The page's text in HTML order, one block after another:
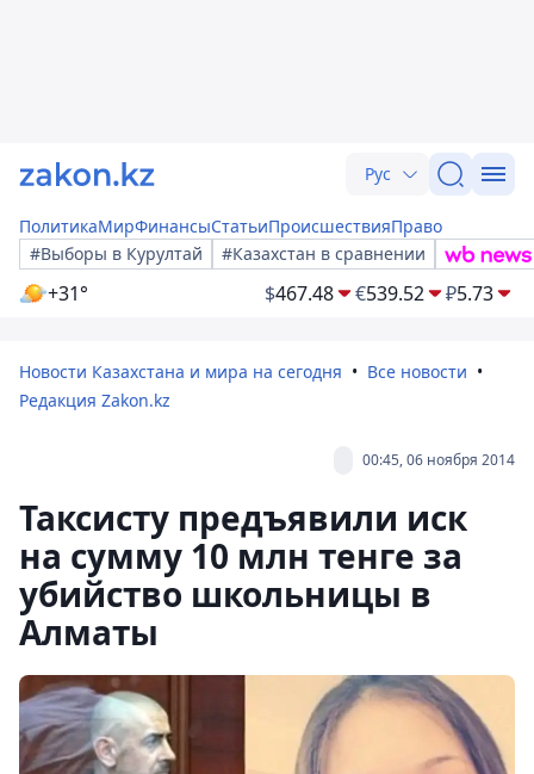
Рус
ПолитикаМирФинансыСтатьиПроисшествияПраво
#Выборы в Курултай
#Казахстан в сравнении
+31° $467.48 €539.52 ₽5.73
Новости Казахстана и мира на сегодня
Все новости
Редакция Zakon.kz
00:45, 06 ноября 2014
Таксисту предъявили иск
на сумму 10 млн тенге за
убийство школьницы в
Алматы